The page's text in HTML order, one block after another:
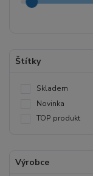
Štítky
Skladem
Novinka
TOP produkt
Výrobce